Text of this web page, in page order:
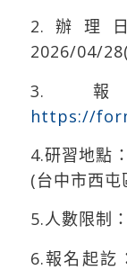
2.辦理
2026/04/
3.
https://
4.研習地點
(台中市西
5.人數限制
6.報名起訖